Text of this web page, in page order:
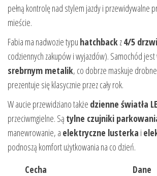
pełną kontrolę nad stylem jazdy i przewidywalne
mieście.
Fabia ma nadwozie typu hatchback z4/5 drzwi
codziennych zakupów i wyjazdów). Samochód
srebrnym metalik, co dobrze maskuje
prezentuje się klasycznie przez cały rok.
W aucie przewidziano także dzienne światła
przeciwmgielne. Są tylne czujniki
manewrowanie, a elektryczne lusterka i
podnoszą komfort użytkowania na co dzień.
Cecha
Dane